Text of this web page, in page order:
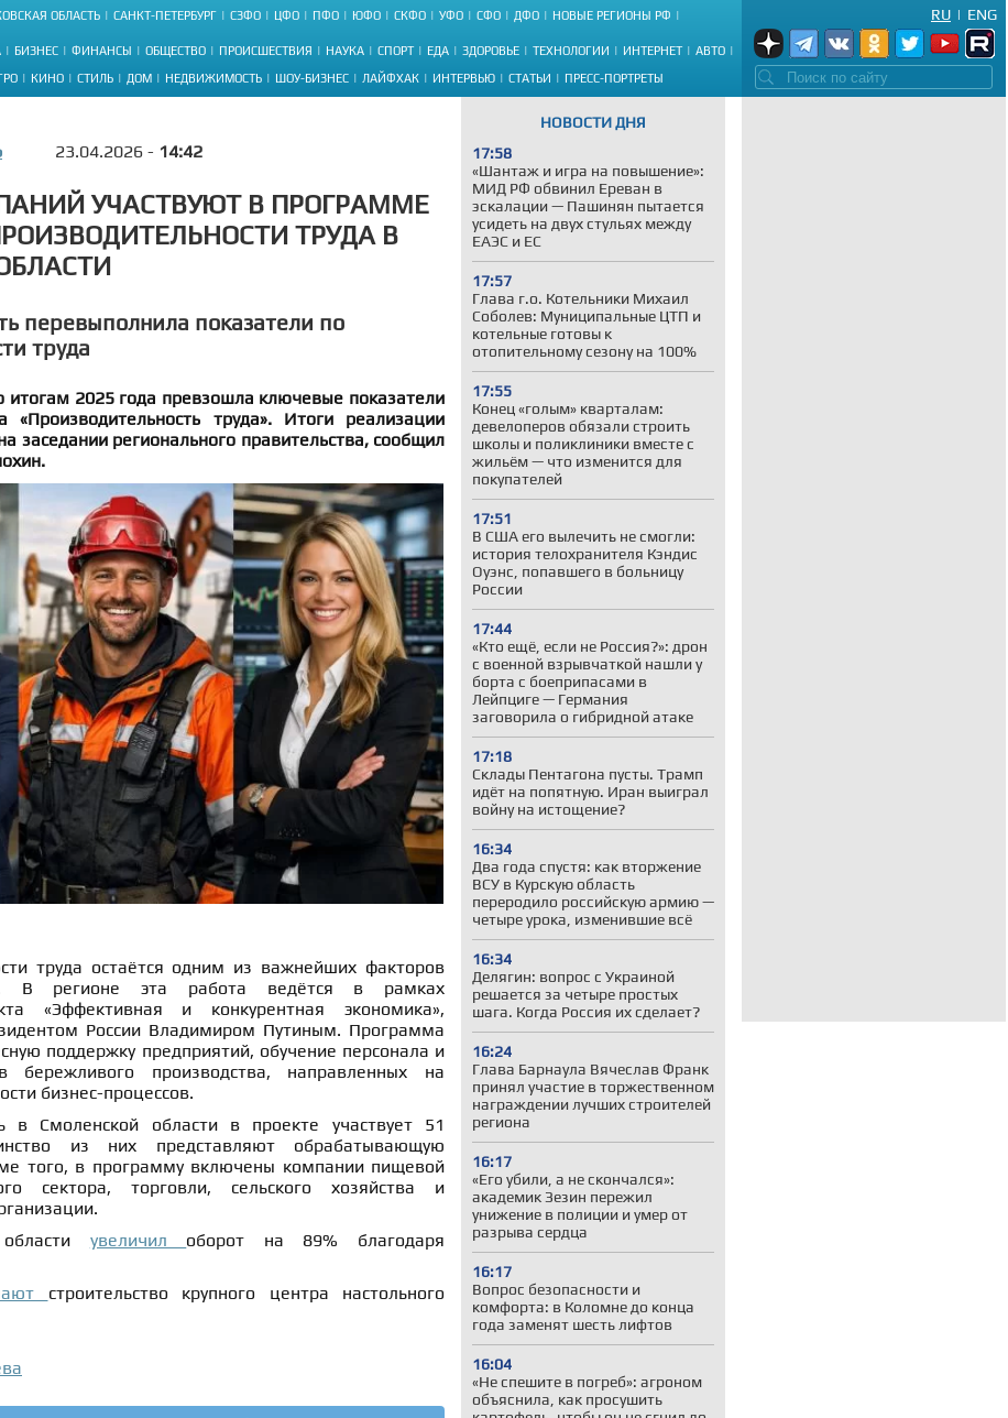
ОБЛАСТЬ САНКТ-ПЕТЕРБУРГ СЗФО ЦФО ПФО ЮФО СКФО УФО СФО ДФО НОВЫЕ РЕГИОНЫ РФ
БИЗНЕС ФИНАНСЫ ОБЩЕСТВО ПРОИСШЕСТВИЯ НАУКА СПОРТ ЕДА ЗДОРОВЬЕ ТЕХНОЛОГИИ ИНТЕРНЕТ АВТО
КИНО СТИЛЬ ДОМ НЕДВИЖИМОСТЬ ШОУ-БИЗНЕС ЛАЙФХАК ИНТЕРВЬЮ СТАТЬИ ПРЕСС-ПОРТРЕТЫ
ENG
|
RU
НОВОСТИ ДНЯ
17:58
«Шантаж и игра на повышение»:
МИД РФ обвинил Ереван в
эскалации — Пашинян пытается
усидеть на двух стульях между
ЕАЭС и ЕС
17:57
Глава г.о. Котельники Михаил
Соболев: Муниципальные ЦТП и
котельные готовы к
отопительному сезону на 100%
17:55
Конец «голым» кварталам:
девелоперов обязали строить
школы и поликлиники вместе с
жильём — что изменится для
покупателей
17:51
В США его вылечить не смогли:
история телохранителя Кэндис
Оуэнс, попавшего в больницу
России
17:44
«Кто ещё, если не Россия?»: дрон
с военной взрывчаткой нашли у
борта с боеприпасами в
Лейпциге — Германия
заговорила о гибридной атаке
17:18
Склады Пентагона пусты. Трамп
идёт на попятную. Иран выиграл
войну на истощение?
16:34
Два года спустя: как вторжение
ВСУ в Курскую область
переродило российскую армию —
четыре урока, изменившие всё
16:34
Делягин: вопрос с Украиной
решается за четыре простых
шага. Когда Россия их сделает?
16:24
Глава Барнаула Вячеслав Франк
принял участие в торжественном
награждении лучших строителей
региона
16:17
«Его убили, а не скончался»:
академик Зезин пережил
унижение в полиции и умер от
разрыва сердца
16:17
Вопрос безопасности и
комфорта: в Коломне до конца
года заменят шесть лифтов
16:04
«Не спешите в погреб»: агроном
объяснила, как просушить
23.04.2026 - 14:42
УЧАСТВУЮТ В ПРОГРАММЕ
ТРУДА В
перевыполнила показатели по
труда
итогам 2025 года превзошла ключевые показатели
«Производительность труда». Итоги реализации
заседании регионального правительства, сообщил
труда остаётся одним из важнейших факторов
В регионе эта работа ведётся в рамках
«Эффективная и конкурентная экономика»,
России Владимиром Путиным. Программа
поддержку предприятий, обучение персонала и
бережливого производства, направленных на
бизнес-процессов.
в Смоленской области в проекте участвует 51
из них представляют обрабатывающую
того, в программу включены компании пищевой
сектора, торговли, сельского хозяйства и
увеличил оборот на 89% благодаря
строительство крупного центра настольного